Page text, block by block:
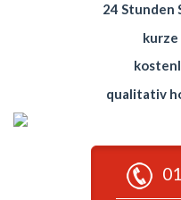
24 Stunden
qualitativ